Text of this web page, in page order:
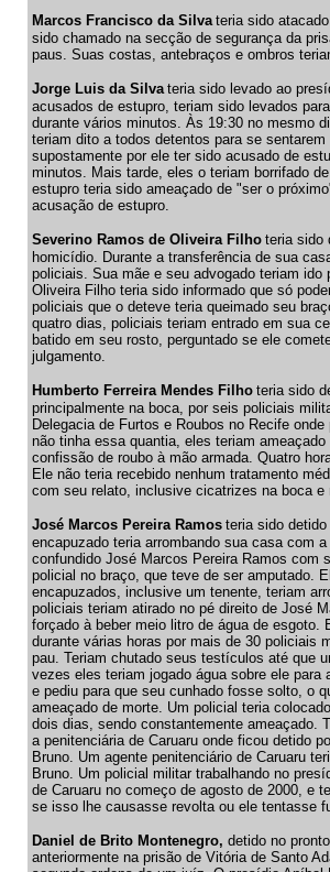
Marcos Francisco da Silva teria sido
sido chamado na secção de segurança da
paus. Suas costas, antebraços e ombros
Jorge Luis da Silva teria sido levado ao
acusados de estupro, teriam sido levados
durante vários minutos. Às 19:30 no mesmo
teriam dito a todos detentos para se
supostamente por ele ter sido acusado de
minutos. Mais tarde, eles o teriam borrifado
estupro teria sido ameaçado de "ser o
acusação de estupro.
Severino Ramos de Oliveira Filho teria sido
homicídio. Durante a transferência de sua
policiais. Sua mãe e seu advogado teriam
Oliveira Filho teria sido informado que só
policiais que o deteve teria queimado seu
quatro dias, policiais teriam entrado em sua
batido em seu rosto, perguntado se ele
julgamento.
Humberto Ferreira Mendes Filho teria sido
principalmente na boca, por seis policiais
Delegacia de Furtos e Roubos no Recife
não tinha essa quantia, eles teriam
confissão de roubo à mão armada. Quatro
Ele não teria recebido nenhum tratamento
com seu relato, inclusive cicatrizes na boca
José Marcos Pereira Ramos teria sido
encapuzado teria arrombando sua casa com
confundido José Marcos Pereira Ramos com
policial no braço, que teve de ser amputado.
encapuzados, inclusive um tenente, teriam
policiais teriam atirado no pé direito de José
forçado à beber meio litro de água de
durante várias horas por mais de 30 policiais
pau. Teriam chutado seus testículos até que
vezes eles teriam jogado água sobre ele
e pediu para que seu cunhado fosse solto, o
ameaçado de morte. Um policial teria
dois dias, sendo constantemente ameaçado.
a penitenciária de Caruaru onde ficou detido
Bruno. Um agente penitenciário de Caruaru
Bruno. Um policial militar trabalhando no
de Caruaru no começo de agosto de 2000, e
se isso lhe causasse revolta ou ele tentasse
Daniel de Brito Montenegro, detido no
anteriormente na prisão de Vitória de Santo